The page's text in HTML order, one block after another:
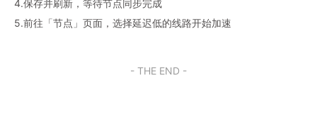
4.保存并刷新，等待节点同步完成
5.前往「节点」页面，选择延迟低的线路开始加速
- THE END -